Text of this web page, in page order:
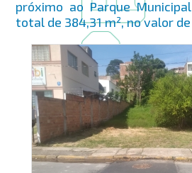
próximo ao Parque
total de 384,31 m², no valor